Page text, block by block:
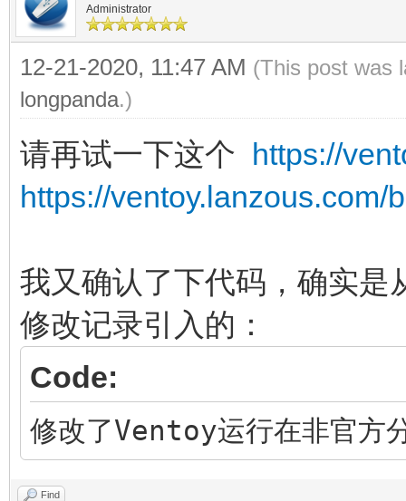
Administrator
12-21-2020, 11:47 AM (This post was
longpanda.)
请再试一下这个 https://
https://ventoy.lanzous.com/
我又确认了下代码，确实是
修改记录引入的：
Code:
修改了Ventoy运行在非官方
Find